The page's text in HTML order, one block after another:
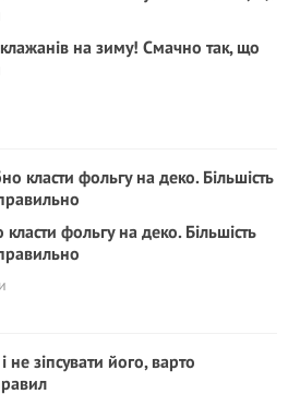
на зиму! Смачно так, що
фольгу на деко. Більшість